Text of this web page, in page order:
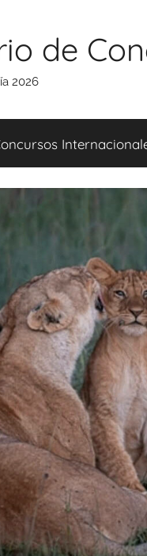
de
2026